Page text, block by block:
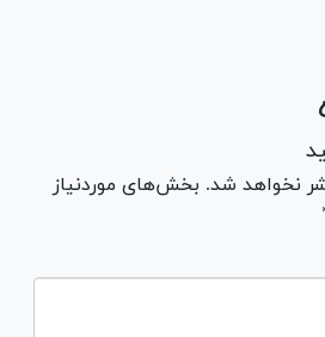
نخواهد شد. بخش‌های موردنیاز